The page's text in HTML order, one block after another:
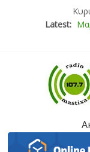
Latest: